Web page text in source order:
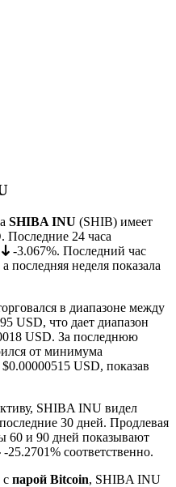
SHIBA INU (SHIB) имеет
. Последние 24 часа
-3.067%. Последний час
а последняя неделя показала
в диапазоне между
USD, что дает диапазон
USD. За последнюю
от минимума
$0.00000515 USD, показав
SHIBA INU видел
30 дней. Продлевая
60 и 90 дней показывают
-25.2701% соответственно.
с парой Bitcoin, SHIBA INU